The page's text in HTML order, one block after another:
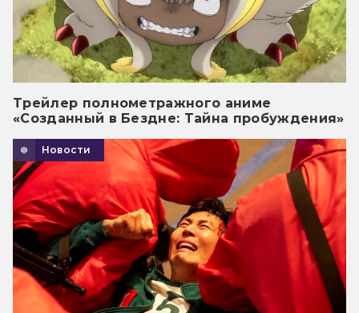
Трейлер полнометражного аниме
«Созданный в Бездне: Тайна пробуждения»
Новости